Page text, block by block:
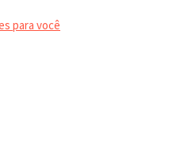
para você